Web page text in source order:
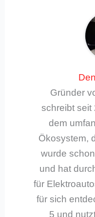
Gründer
schreibt seit
dem
Ökosystem,
wurde
und hat
für
für sich
5 und